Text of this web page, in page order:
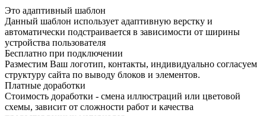
Это адаптивный шаблон
Данный шаблон использует адаптивную верстку и
автоматически подстраивается в зависимости от ширины
устройства пользователя
Бесплатно при подключении
Разместим Ваш логотип, контакты, индивидуально согласуем
структуру сайта по выводу блоков и элементов.
Платные доработки
Стоимость доработки - смена иллюстраций или цветовой
схемы, зависит от сложности работ и качества